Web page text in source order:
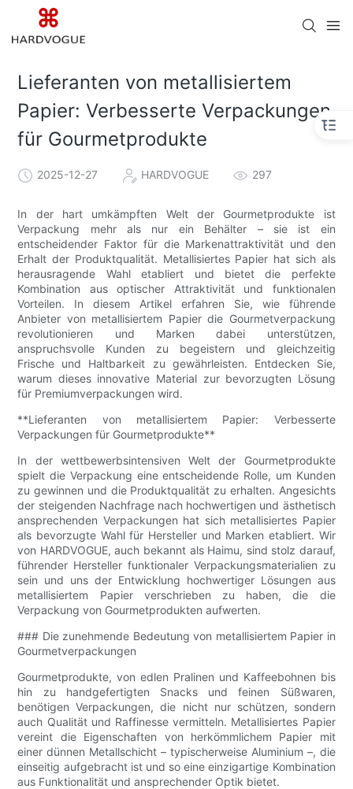
Lieferanten von metallisiertem
Papier: Verbesserte Verpackungen
für Gourmetprodukte
2025-12-27 HARDVOGUE 297
In der hart umkämpften Welt der Gourmetprodukte ist
Verpackung mehr als nur ein Behälter – sie ist ein
entscheidender Faktor für die Markenattraktivität und den
Erhalt der Produktqualität. Metallisiertes Papier hat sich als
herausragende Wahl etabliert und bietet die perfekte
Kombination aus optischer Attraktivität und funktionalen
Vorteilen. In diesem Artikel erfahren Sie, wie führende
Anbieter von metallisiertem Papier die Gourmetverpackung
revolutionieren und Marken dabei unterstützen,
anspruchsvolle Kunden zu begeistern und gleichzeitig
Frische und Haltbarkeit zu gewährleisten. Entdecken Sie,
warum dieses innovative Material zur bevorzugten Lösung
für Premiumverpackungen wird.
**Lieferanten von metallisiertem Papier: Verbesserte
Verpackungen für Gourmetprodukte**
In der wettbewerbsintensiven Welt der Gourmetprodukte
spielt die Verpackung eine entscheidende Rolle, um Kunden
zu gewinnen und die Produktqualität zu erhalten. Angesichts
der steigenden Nachfrage nach hochwertigen und ästhetisch
ansprechenden Verpackungen hat sich metallisiertes Papier
als bevorzugte Wahl für Hersteller und Marken etabliert. Wir
von HARDVOGUE, auch bekannt als Haimu, sind stolz darauf,
führender Hersteller funktionaler Verpackungsmaterialien zu
sein und uns der Entwicklung hochwertiger Lösungen aus
metallisiertem Papier verschrieben zu haben, die die
Verpackung von Gourmetprodukten aufwerten.
### Die zunehmende Bedeutung von metallisiertem Papier in
Gourmetverpackungen
Gourmetprodukte, von edlen Pralinen und Kaffeebohnen bis
hin zu handgefertigten Snacks und feinen Süßwaren,
benötigen Verpackungen, die nicht nur schützen, sondern
auch Qualität und Raffinesse vermitteln. Metallisiertes Papier
vereint die Eigenschaften von herkömmlichem Papier mit
einer dünnen Metallschicht – typischerweise Aluminium –, die
einseitig aufgebracht ist und so eine einzigartige Kombination
aus Funktionalität und ansprechender Optik bietet.